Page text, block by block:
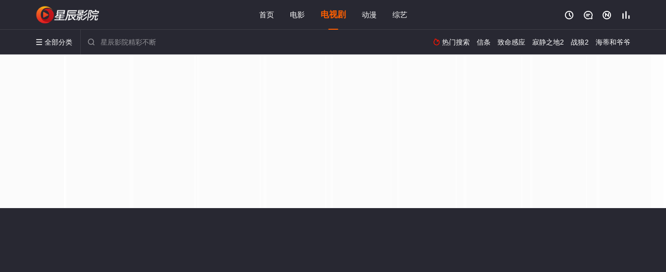
首页 电影 电视剧 动漫 综艺    
 全部分类   热门搜索 信条 致命感应 寂静之地2 战狼2 海蒂和爷爷